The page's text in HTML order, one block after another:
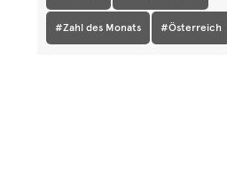
#Zahl des Monats #Österreich